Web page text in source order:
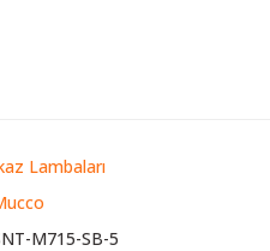
Lambaları
M715-SB-5